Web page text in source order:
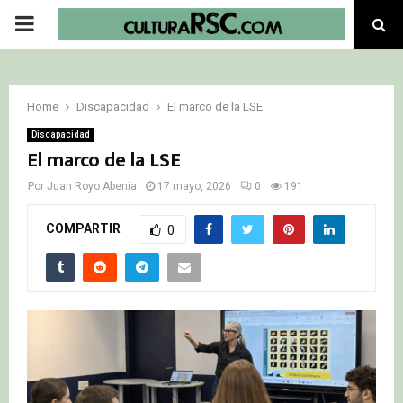
PRIMARY
Home Discapacidad El marco de la LSE
Discapacidad
El marco de la LSE
Por Juan Royo Abenia 17 mayo, 2026 0 191
COMPARTIR 0